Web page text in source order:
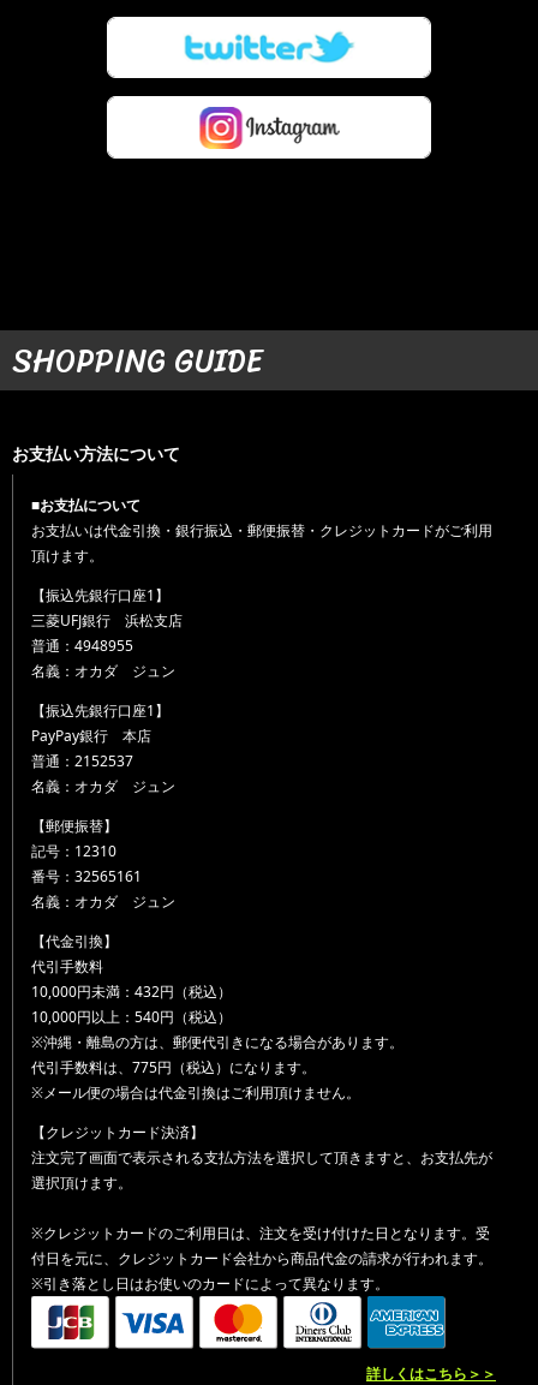
SHOPPING GUIDE
お支払い方法について
■お支払について
お支払いは代金引換・銀行振込・郵便振替・クレジットカードがご利用
頂けます。
【振込先銀行口座1】
三菱UFJ銀行 浜松支店
普通：4948955
名義：オカダ ジュン
【振込先銀行口座1】
PayPay銀行 本店
普通：2152537
名義：オカダ ジュン
【郵便振替】
記号：12310
番号：32565161
名義：オカダ ジュン
【代金引換】
代引手数料
10,000円未満：432円（税込）
10,000円以上：540円（税込）
※沖縄・離島の方は、郵便代引きになる場合があります。
代引手数料は、775円（税込）になります。
※メール便の場合は代金引換はご利用頂けません。
【クレジットカード決済】
注文完了画面で表示される支払方法を選択して頂きますと、お支払先が
選択頂けます。
※クレジットカードのご利用日は、注文を受け付けた日となります。受
付日を元に、クレジットカード会社から商品代金の請求が行われます。
※引き落とし日はお使いのカードによって異なります。
詳しくはこちら＞＞